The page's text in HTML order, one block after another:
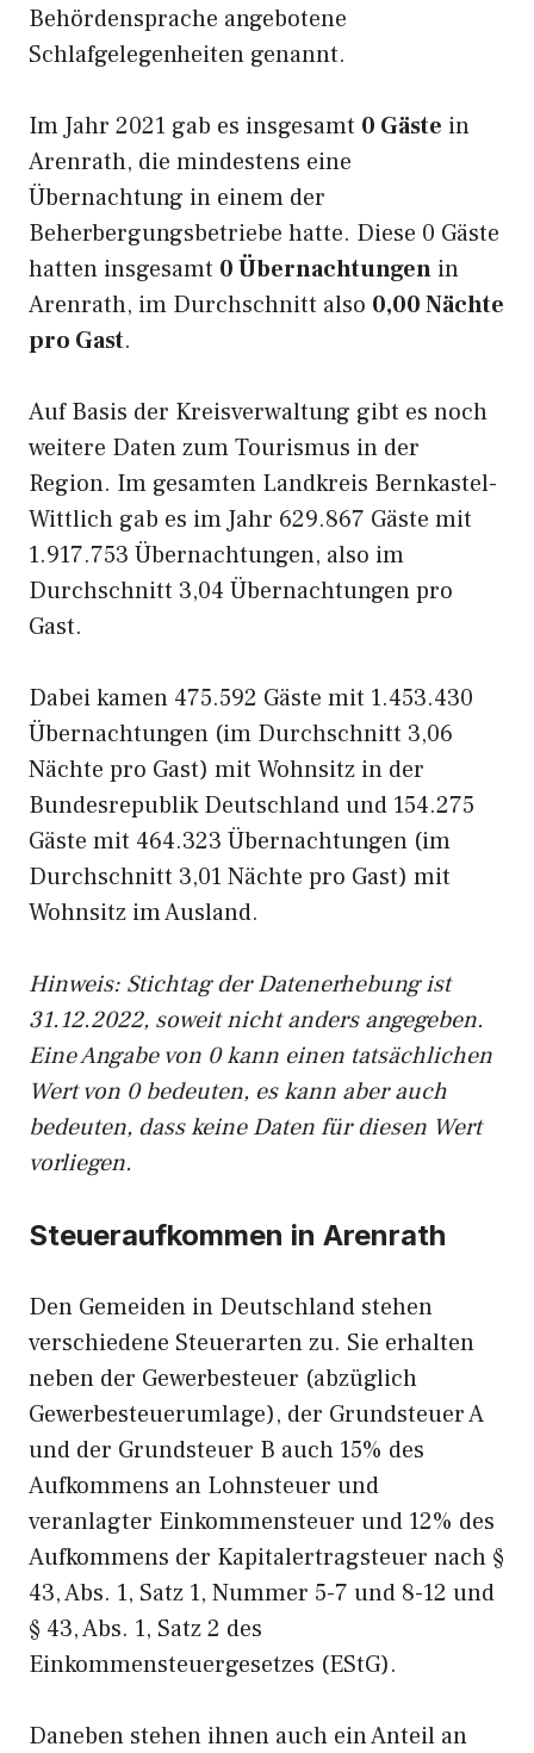
Behördensprache angebotene
Schlafgelegenheiten genannt.
Im Jahr 2021 gab es insgesamt 0 Gäste in
Arenrath, die mindestens eine
Übernachtung in einem der
Beherbergungsbetriebe hatte. Diese 0 Gäste
hatten insgesamt 0 Übernachtungen in
Arenrath, im Durchschnitt also 0,00 Nächte
pro Gast.
Auf Basis der Kreisverwaltung gibt es noch
weitere Daten zum Tourismus in der
Region. Im gesamten Landkreis Bernkastel-
Wittlich gab es im Jahr 629.867 Gäste mit
1.917.753 Übernachtungen, also im
Durchschnitt 3,04 Übernachtungen pro
Gast.
Dabei kamen 475.592 Gäste mit 1.453.430
Übernachtungen (im Durchschnitt 3,06
Nächte pro Gast) mit Wohnsitz in der
Bundesrepublik Deutschland und 154.275
Gäste mit 464.323 Übernachtungen (im
Durchschnitt 3,01 Nächte pro Gast) mit
Wohnsitz im Ausland.
Hinweis: Stichtag der Datenerhebung ist
31.12.2022, soweit nicht anders angegeben.
Eine Angabe von 0 kann einen tatsächlichen
Wert von 0 bedeuten, es kann aber auch
bedeuten, dass keine Daten für diesen Wert
vorliegen.
Steueraufkommen in Arenrath
Den Gemeiden in Deutschland stehen
verschiedene Steuerarten zu. Sie erhalten
neben der Gewerbesteuer (abzüglich
Gewerbesteuerumlage), der Grundsteuer A
und der Grundsteuer B auch 15% des
Aufkommens an Lohnsteuer und
veranlagter Einkommensteuer und 12% des
Aufkommens der Kapitalertragsteuer nach §
43, Abs. 1, Satz 1, Nummer 5-7 und 8-12 und
§ 43, Abs. 1, Satz 2 des
Einkommensteuergesetzes (EStG).
Daneben stehen ihnen auch ein Anteil an